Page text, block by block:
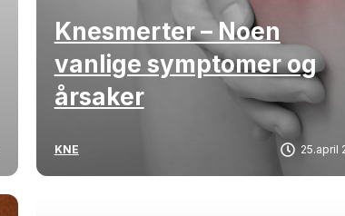
Knesmerter – Noen
vanlige symptomer og
årsaker
KNE 25.april